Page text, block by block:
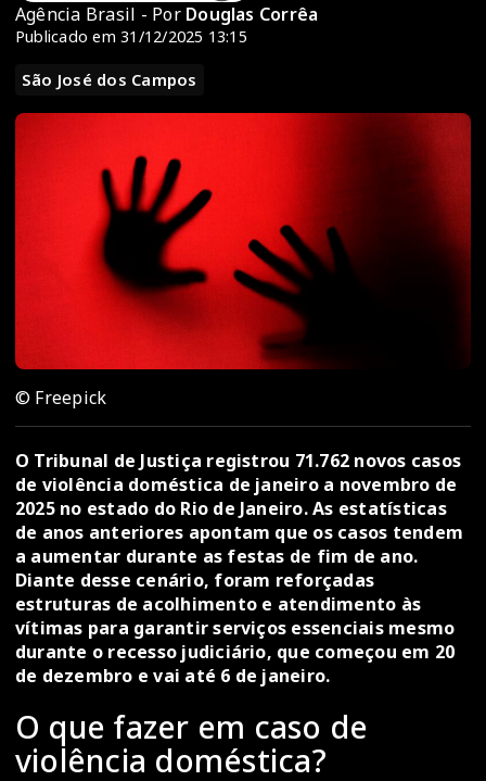
Agência Brasil - Por Douglas Corrêa
Publicado em 31/12/2025 13:15
São José dos Campos
© Freepick
O Tribunal de Justiça registrou 71.762 novos casos
de violência doméstica de janeiro a novembro de
2025 no estado do Rio de Janeiro. As estatísticas
de anos anteriores apontam que os casos tendem
a aumentar durante as festas de fim de ano.
Diante desse cenário, foram reforçadas
estruturas de acolhimento e atendimento às
vítimas para garantir serviços essenciais mesmo
durante o recesso judiciário, que começou em 20
de dezembro e vai até 6 de janeiro.
O que fazer em caso de
violência doméstica?